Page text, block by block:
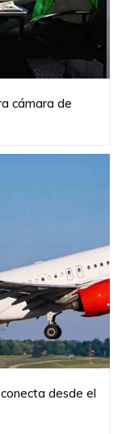
cámara de
desde el